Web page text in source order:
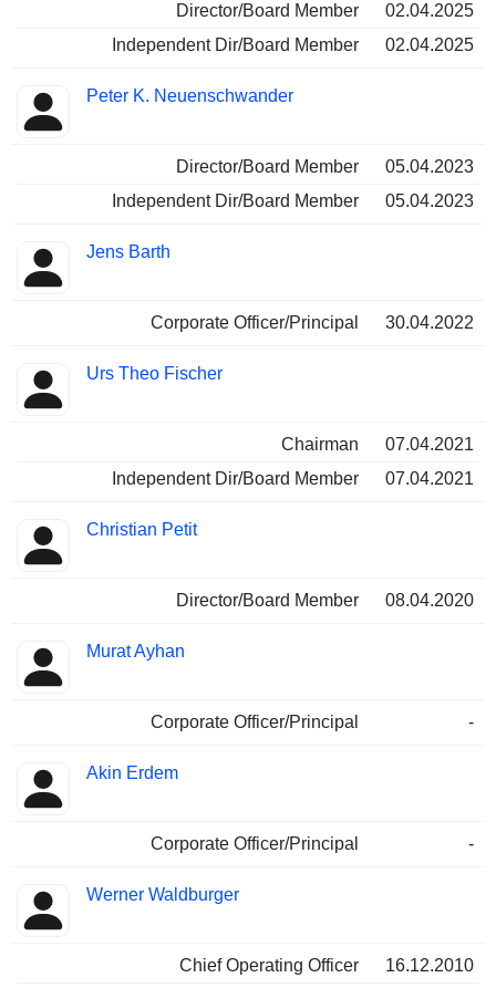
Director/Board Member
02.04.2025
Independent Dir/Board Member
02.04.2025
Peter K. Neuenschwander
Director/Board Member
05.04.2023
Independent Dir/Board Member
05.04.2023
Jens Barth
Corporate Officer/Principal 30.04.2022
Urs Theo Fischer
Chairman
07.04.2021
Independent Dir/Board Member
07.04.2021
Christian Petit
Director/Board Member 08.04.2020
Murat Ayhan
Corporate Officer/Principal -
Akin Erdem
Corporate Officer/Principal -
Werner Waldburger
Chief Operating Officer
16.12.2010